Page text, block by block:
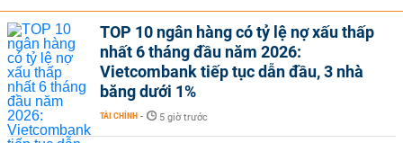
TOP 10 ngân hàng có tỷ lệ nợ xấu thấp
nhất 6 tháng đầu năm 2026:
Vietcombank tiếp tục dẫn đầu, 3 nhà
băng dưới 1%
TÀI CHÍNH - 5 giờ trước